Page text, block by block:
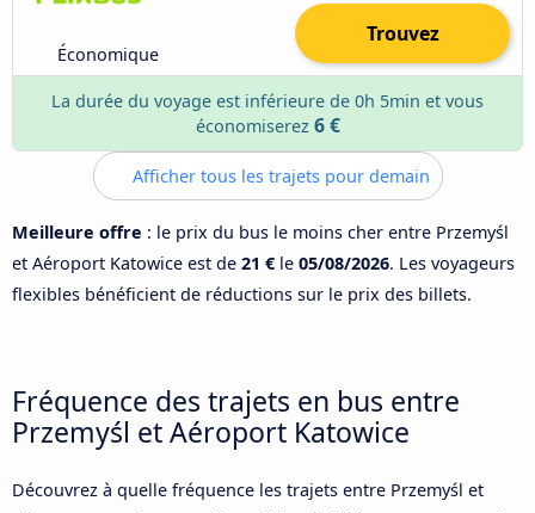
Économique
Trouvez
La durée du voyage est inférieure de 0h 5min et vous
économiserez 6 €
Afficher tous les trajets pour demain
Meilleure offre : le prix du bus le moins cher entre Przemyśl
et Aéroport Katowice est de 21 € le 05/08/2026. Les voyageurs
flexibles bénéficient de réductions sur le prix des billets.
Fréquence des trajets en bus entre
Przemyśl et Aéroport Katowice
Découvrez à quelle fréquence les trajets entre Przemyśl et